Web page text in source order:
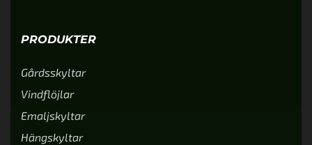
PRODUKTER
Gårdsskyltar
Vindflöjlar
Emaljskyltar
Hängskyltar